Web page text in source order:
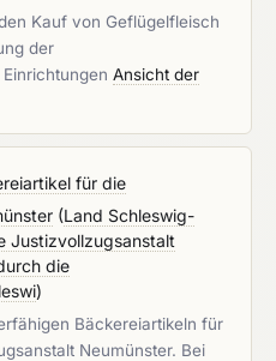
Kauf von Geflügelfleisch
der
Ansicht der
für die
(Land Schleswig-
Justizvollzugsanstalt
die
)
Bäckereiartikeln für
Neumünster. Bei